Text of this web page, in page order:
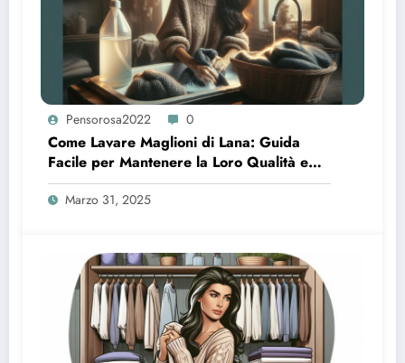
Pensorosa2022 0
Come Lavare Maglioni di Lana: Guida
Facile per Mantenere la Loro Qualità e
Brillanza
Marzo 31, 2025